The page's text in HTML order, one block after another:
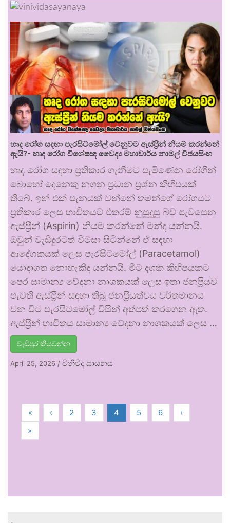
හෘද රෝග සඳහා පැරසිටමෝල් වෙනුවට ඇස්ප්‍රීන් නියම කරන්නේ
ඇයි?- හෘද රෝග විශේෂඥ වෛද්‍ය මහාචාර්ය නාමල් විජයසිංහ
හෘද රෝග සඳහා ප්‍රතිකාර ගැනීමට පැමිණෙන රෝගීන්
බොහෝ දෙනෙකු නගන ප්‍රධාන ප්‍රශ්න කිහිපයක්
තිබේ. ඉන් එක් පැනයක් වන්නේ තමන්ගේ රෝගයට
ප්‍රතිකාර ලෙස භාවිතයට එතරම් නුසුදුසු බව පැවසෙන
ඇස්ප්‍රීන් (Aspirin) නියම කරන්නේ මන්ද යන්නයි.
ඔවුන් වැඩිදුරටත් විමසා සිටින්නේ ඒ සඳහා
ආදේශකයක් ලෙස පැරසිටමෝල් (Paracetamol)
යොදාගත නොහැකිද යන්නයි. මීට දශක කිහිපයකට
පෙර සාමාන්‍ය වේදනා නාශකයක් ලෙස ඉතා ජනප්‍රියව
පැවති ඇස්ප්‍රීන් සඳහා තිබූ ජනප්‍රියත්වය වර්තමානය
වන විට පැරසිටමෝල් විසින් අත්පත් කරගෙන ඇත.
ඇස්ප්‍රීන් භාවිතය සාමාන්‍ය වේදනා නාශකයක් ලෙස …
වැඩිපුර කියවන්න
April 25, 2026 / විනිවිද සායනය
« ‹ 2 3 4 5 6
›
»